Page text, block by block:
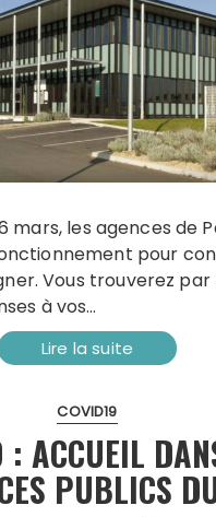
pour
Vous trouverez par
à vos…
Lire la suite
COVID19
: ACCUEIL
PUBLICS